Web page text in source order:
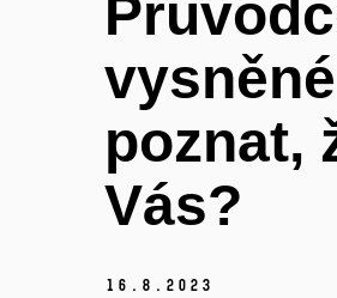
poznat,
Vás?
16. 8. 2023